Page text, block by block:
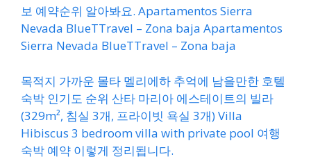
보 예약순위 알아봐요. Apartamentos Sierra
Nevada BlueTTravel – Zona baja Apartamentos
Sierra Nevada BlueTTravel – Zona baja
목적지 가까운 몰타 멜리에하 추억에 남을만한 호텔
숙박 인기도 순위 산타 마리아 에스테이트의 빌라
(329m², 침실 3개, 프라이빗 욕실 3개) Villa
Hibiscus 3 bedroom villa with private pool 여행
숙박 예약 이렇게 정리됩니다.